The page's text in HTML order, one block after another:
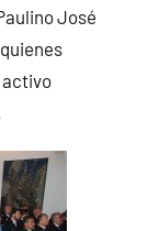
José
activo